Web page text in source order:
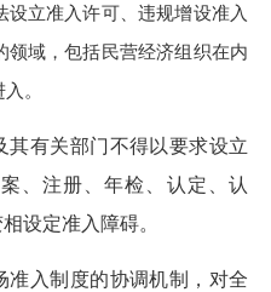
立准入许可、违规增设准入
域，包括民营经济组织在内
。
有关部门不得以要求设立
、注册、年检、认定、认
设定准入障碍。
入制度的协调机制，对全